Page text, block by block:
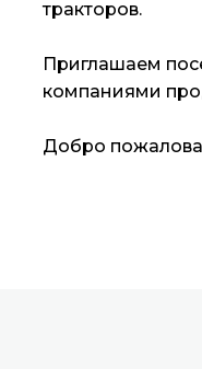
тракторов.
Приглашаем
компаниями
Добро